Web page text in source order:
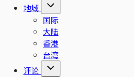
地域
国际
大陆
香港
台湾
评论